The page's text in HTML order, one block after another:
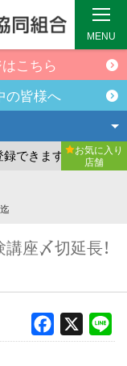
こちら
の皆様へ
きます。 ま
お気に入り
店舗
MENU
座〆切延長！
Facebook